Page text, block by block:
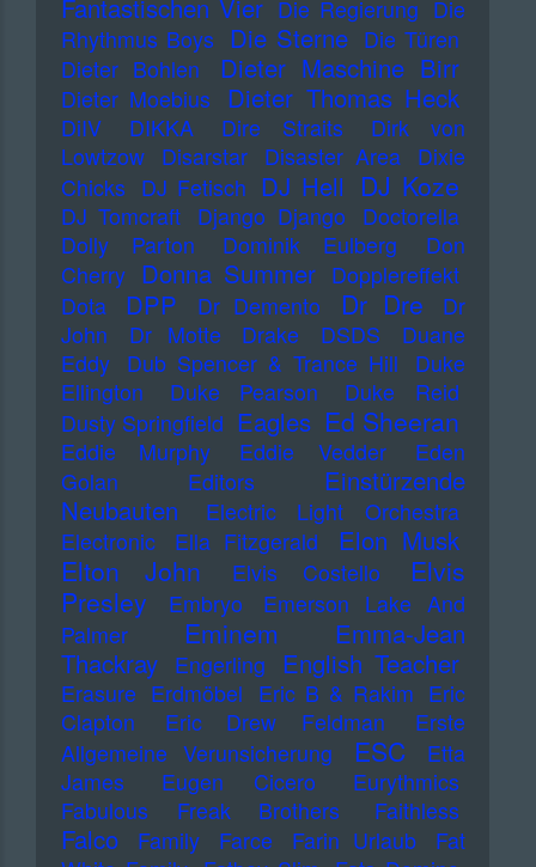
Fantastischen Vier Die Regierung Die
Rhythmus Boys Die Sterne Die Türen
Dieter Bohlen
Dieter Maschine Birr
Dieter Moebius Dieter Thomas Heck
DiIV DIKKA Dire Straits
Dirk von
Lowtzow
Disarstar Disaster Area
Dixie
Chicks DJ Fetisch DJ Hell DJ Koze
DJ Tomcraft Django Django
Doctorella
Dolly Parton
Dominik Eulberg
Don
Cherry Donna Summer Dopplereffekt
Dota
DPP Dr Demento Dr Dre
Dr
John
Dr Motte Drake DSDS
Duane
Eddy
Dub Spencer & Trance Hill
Duke
Ellington
Duke Pearson
Duke Reid
Dusty Springfield Eagles Ed Sheeran
Eddie Murphy Eddie Vedder
Eden
Golan
Editors
Einstürzende
Neubauten
Electric Light Orchestra
Electronic
Ella Fitzgerald Elon Musk
Elton John Elvis Costello
Elvis
Presley
Embryo
Emerson Lake And
Palmer
Eminem
Emma-Jean
Thackray
Engerling English Teacher
Erasure Erdmöbel Eric B & Rakim Eric
Clapton
Eric Drew Feldman
Erste
Allgemeine Verunsicherung
ESC
Etta
James
Eugen Cicero
Eurythmics
Fabulous Freak Brothers
Faithless
Falco Family Farce Farin Urlaub
Fat